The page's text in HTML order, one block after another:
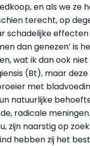
en als we ze
terecht, op
schadelijke
dan genezen’ is
wat ik dan ook
(Bt), maar
met
natuurlijke
radicale
zijn naarstig op
hebben zij het